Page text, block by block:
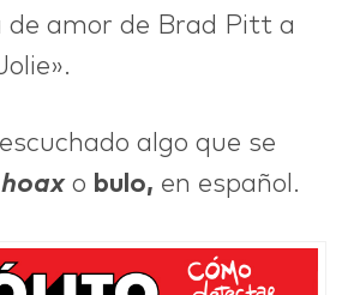
de amor de Brad Pitt a
algo que se
hoaxo bulo, en español.